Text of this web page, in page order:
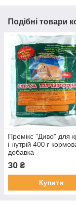
Подібні товари
Премікс "Диво" для
і нутрій 400 г
добавка
30 ₴
Купити